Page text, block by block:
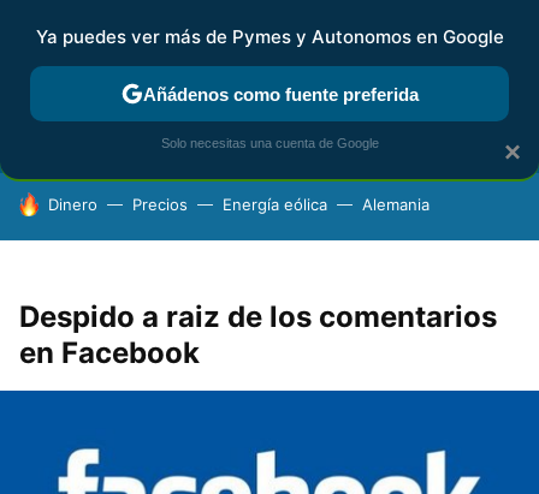
FISCALIDAD Y CONTABILIDAD KIT DIGITAL RENTA
HOY SE HABLA DE
Dinero Precios Energía eólica Alemania
Despido a raiz de los comentarios
en Facebook
×
Ya puedes ver más de Pymes y Autonomos en Google
Añádenos como fuente preferida
Solo necesitas una cuenta de Google